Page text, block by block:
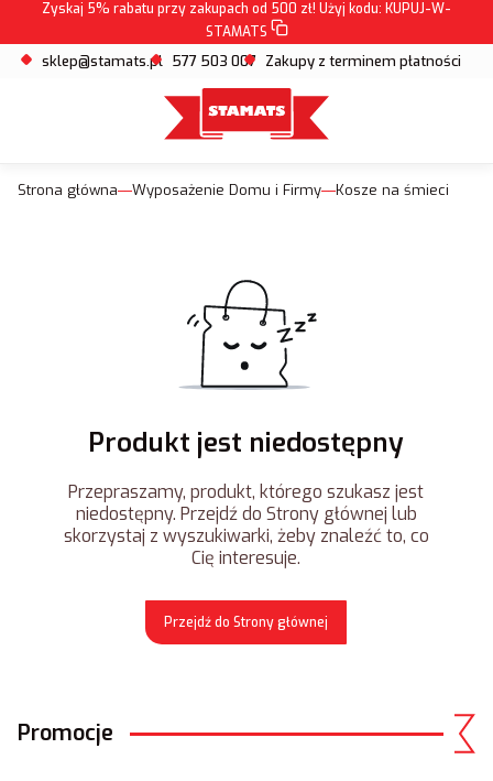
Zyskaj 5% rabatu przy zakupach od 500 zł! Użyj kodu: KUPUJ-W-
STAMATS
sklep@stamats.pl 577 503 007 Zakupy z terminem płatności
Strona główna Wyposażenie Domu i Firmy Kosze na śmieci
Produkt jest niedostępny
Przepraszamy, produkt, którego szukasz jest
niedostępny. Przejdź do Strony głównej lub
skorzystaj z wyszukiwarki, żeby znaleźć to, co
Cię interesuje.
Przejdź do Strony głównej
Promocje